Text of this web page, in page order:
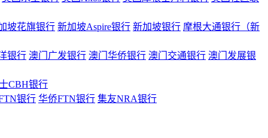
坡花旗银行 新加坡Aspire银行 新加坡银行 摩根大通银行（新
银行 澳门广发银行 澳门华侨银行 澳门交通银行 澳门发展银
CBH银行
银行 华侨FTN银行 集友NRA银行